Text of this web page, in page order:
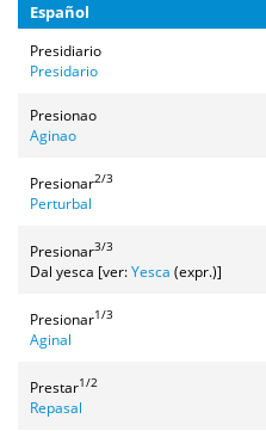
Español
Presidiario
Presidario
Presionao
Aginao
Presionar2/3
Perturbal
Presionar3/3
Dal yesca [ver:Yesca (expr.)]
Presionar1/3
Aginal
Prestar1/2
Repasal